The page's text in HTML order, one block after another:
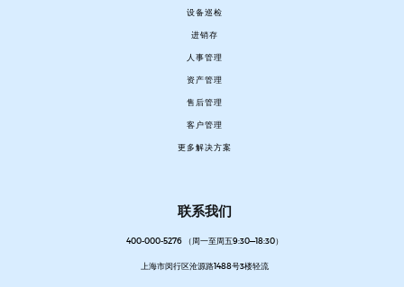
设备巡检
进销存
人事管理
资产管理
售后管理
客户管理
更多解决方案
联系我们
400-000-5276 （周一至周五9:30—18:30）
上海市闵行区沧源路1488号3楼轻流